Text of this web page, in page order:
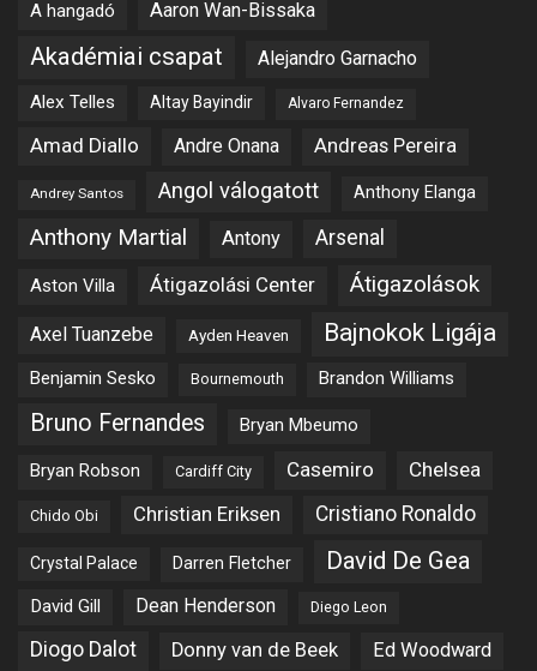
A hangadó Aaron Wan-Bissaka
Akadémiai csapat Alejandro Garnacho
Alex Telles Altay Bayindir Alvaro Fernandez
Amad Diallo Andre Onana Andreas Pereira
Andrey Santos Angol válogatott Anthony Elanga
Anthony Martial Antony Arsenal
Aston Villa Átigazolási Center Átigazolások
Axel Tuanzebe Ayden Heaven Bajnokok Ligája
Benjamin Sesko Bournemouth Brandon Williams
Bruno Fernandes Bryan Mbeumo
Bryan Robson Cardiff City Casemiro Chelsea
Chido Obi Christian Eriksen Cristiano Ronaldo
Crystal Palace Darren Fletcher David De Gea
David Gill Dean Henderson Diego Leon
Diogo Dalot Donny van de Beek Ed Woodward